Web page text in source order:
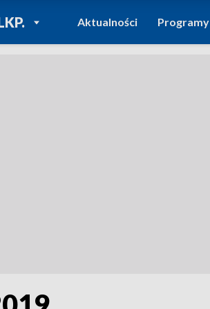
POWRÓT DO
REGIONY
Aktualności Programy